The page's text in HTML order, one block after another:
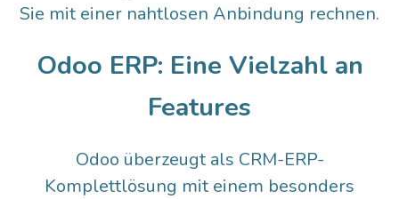
Sie mit einer nahtlosen Anbindung rechnen.
Odoo ERP: Eine Vielzahl an
Features
Odoo überzeugt als CRM-ERP-
Komplettlösung mit einem besonders